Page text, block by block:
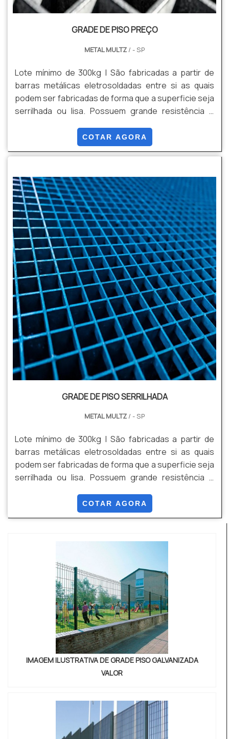
GRADE DE PISO PREÇO
METAL MULTZ / - SP
Lote mínimo de 300kg | São fabricadas a partir de
barras metálicas eletrosoldadas entre si as quais
podem ser fabricadas de forma que a superficie seja
serrilhada ou lisa. Possuem grande resistência e
Após o processo de fabricação, permitem
tratamentos superficiais (galvanizado a fogo
pintura eletrostática). Possibilitando maior
resistência às intempéries ambientais e estética
visual. Podem ser fabricadas em aço carbono ASTM
A 36/aço 1010/20 e em aço inox.
COTAR AGORA
GRADE DE PISO SERRILHADA
METAL MULTZ / - SP
Lote mínimo de 300kg | São fabricadas a partir de
barras metálicas eletrosoldadas entre si as quais
podem ser fabricadas de forma que a superficie seja
serrilhada ou lisa. Possuem grande resistência e
Após o processo de fabricação, permitem
tratamentos superficiais (galvanizado a fogo
pintura eletrostática). Possibilitando maior
visual. Podem ser fabricadas em aço carbono ASTM
A 36/aço 1010/20 e em aço inox.
COTAR AGORA
IMAGEM ILUSTRATIVA DE GRADE PISO GALVANIZADA
VALOR